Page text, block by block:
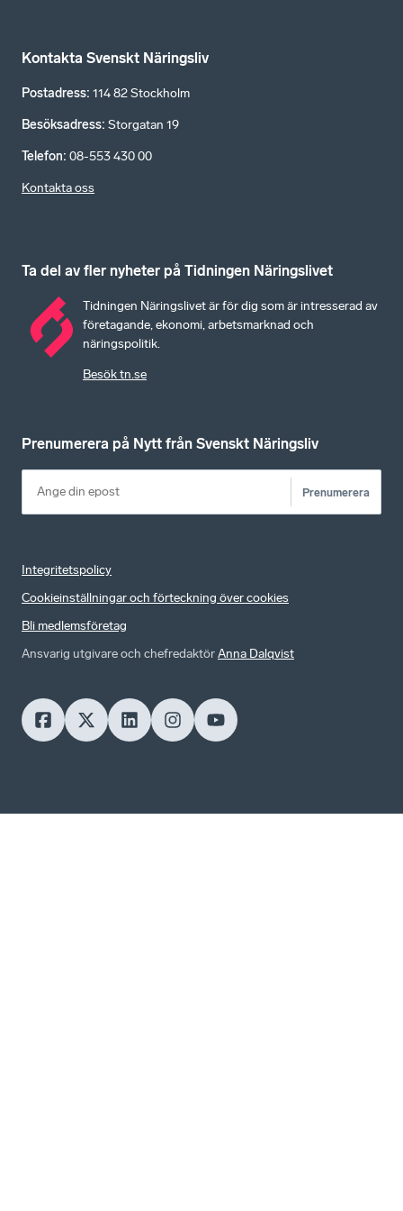
Kontakta Svenskt Näringsliv
Postadress: 114 82 Stockholm
Besöksadress: Storgatan 19
Telefon: 08-553 430 00
Kontakta oss
Ta del av fler nyheter på Tidningen Näringslivet
Tidningen Näringslivet är för dig som är intresserad av
företagande, ekonomi, arbetsmarknad och
näringspolitik.
Besök tn.se
Prenumerera på Nytt från Svenskt Näringsliv
Prenumerera
Integritetspolicy
Cookieinställningar och förteckning över cookies
Bli medlemsföretag
Ansvarig utgivare och chefredaktörAnna Dalqvist